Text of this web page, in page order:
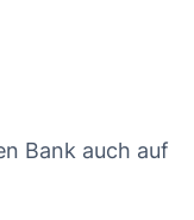
Bank auch auf